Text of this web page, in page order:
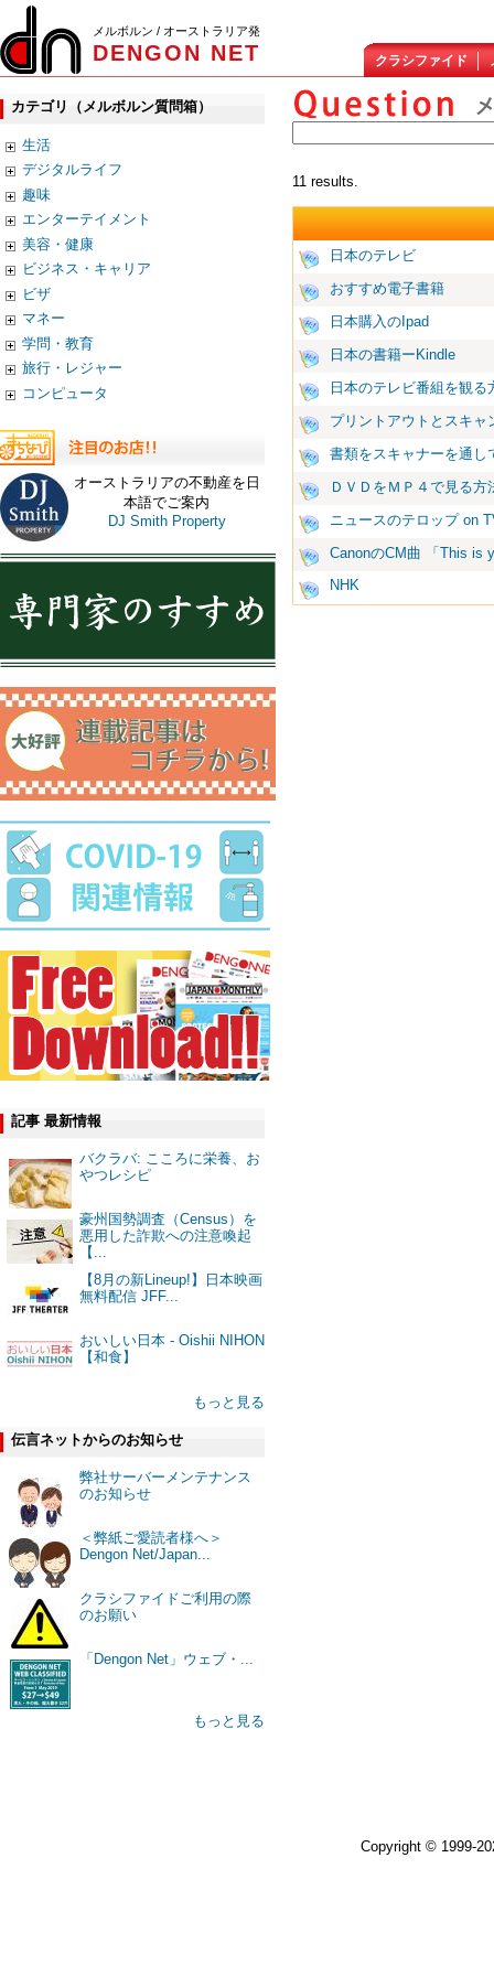
メルボルン / オーストラリア発
DENGON NET クラシファイド
カテゴリ（メルボルン質問箱）
生活
デジタルライフ
趣味
エンターテイメント
美容・健康
ビジネス・キャリア
ビザ
マネー
学問・教育
旅行・レジャー
コンピュータ
オーストラリアの不動産を日
本語でご案内
DJ Smith Property
記事 最新情報
バクラバ: こころに栄養、お
やつレシピ
豪州国勢調査（Census）を
悪用した詐欺への注意喚起
【...
【8月の新Lineup!】日本映画
無料配信 JFF...
おいしい日本 - Oishii NIHON
【和食】
もっと見る
伝言ネットからのお知らせ
弊社サーバーメンテナンス
のお知らせ
＜弊紙ご愛読者様へ＞
Dengon Net/Japan...
クラシファイドご利用の際
のお願い
「Dengon Net」ウェブ・...
もっと見る
11 results.
日本のテレビ
おすすめ電子書籍
日本購入のIpad
日本の書籍ーKindle
日本のテレビ番組を観る
プリントアウトとスキャ
書類をスキャナーを通し
ＤＶＤをＭＰ４で見る方
ニュースのテロップ on
CanonのCM曲 「This is
NHK
Copyright © 1999-